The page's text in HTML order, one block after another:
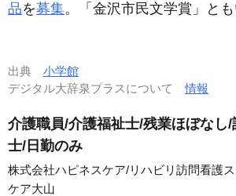
品を募集。「金沢市民文学賞」とも
出典 小学館
デジタル大辞泉プラスについて情報
介護職員/介護福祉士/残業ほぼなし
士/日勤のみ
株式会社ハピネスケア/リハビリ訪問看護
ケア大山